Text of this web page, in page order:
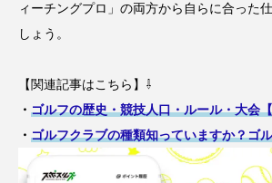
ィーチングプロ」の両方から自らに合った
しょう。
【関連記事はこちら】⇩
・ ゴルフの歴史・競技人口・ルール・大会
・ ゴルフクラブの種類知っていますか？ゴ